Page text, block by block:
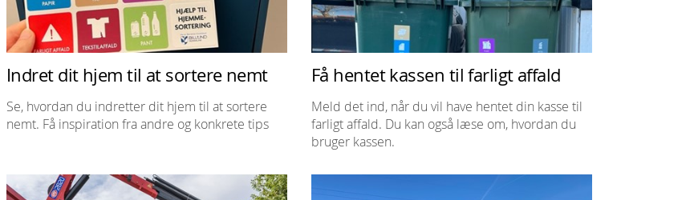
Indret dit hjem til at sortere nemt
Se, hvordan du indretter dit hjem til at sortere
nemt. Få inspiration fra andre og konkrete tips
Få hentet kassen til farligt affald
Meld det ind, når du vil have hentet din kasse til
farligt affald. Du kan også læse om, hvordan du
bruger kassen.